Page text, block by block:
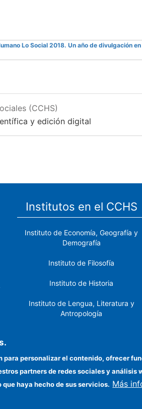
Lo Social 2018. Un año de divulgación
(CCHS)
y edición digital
Institutos en el CCHS
Instituto de Economía, Geografía y
Demografía
Instituto de Filosofía
Instituto de Historia
Instituto de Lengua, Literatura y
Antropología
Próximo
Instituto de Políticas y Bienes
Públicos
para personalizar el contenido, ofrecer
partners de redes sociales y
haya hecho de sus servicios. Más